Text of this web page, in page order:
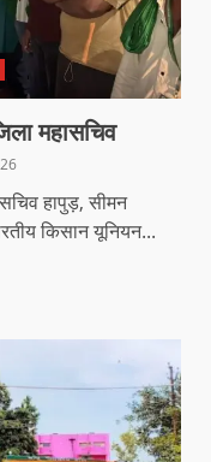
महासचिव
हापुड़, सीमन
किसान यूनियन...